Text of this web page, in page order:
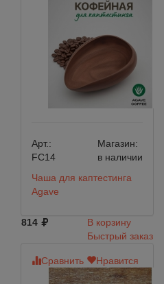
Арт.:
FC14
Магазин:
в наличии
Чаша для каптестинга
Agave
814
В корзину
Быстрый заказ
Сравнить Нравится